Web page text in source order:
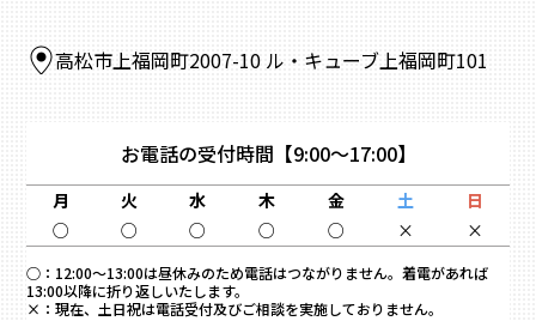
高松市上福岡町2007-10 ル・キューブ上福岡町101
お電話の受付時間 【9:00～17:00】
月 火 水 木 金 土
日
○
○ ○ ○ ○ × ×
○： 12:00～13:00は昼休みのため電話はつながりません。着電があれば
13:00以降に折り返しいたします。
×： 現在、土日祝は電話受付及びご相談を実施しておりません。